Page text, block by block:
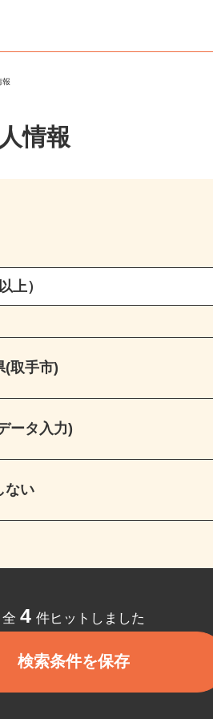
報
情報
(取手市)
ータ入力)
ない
全4件ヒットしました
検索条件を保存